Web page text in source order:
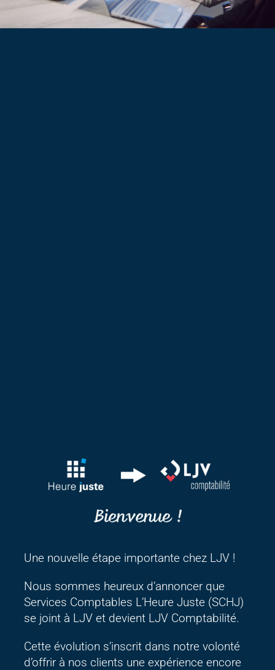
Une nouvelle étape importante chez LJV !
Nous sommes heureux d’annoncer que
Services Comptables L’Heure Juste (SCHJ)
se joint à LJV et devient LJV Comptabilité.
Cette évolution s’inscrit dans notre volonté
d’offrir à nos clients une expérience encore